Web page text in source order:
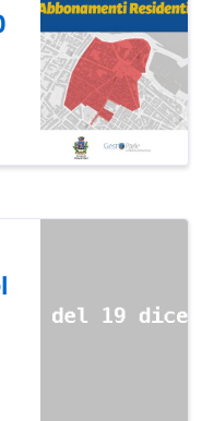
RESIDENTI}
2025 - AVVISO}